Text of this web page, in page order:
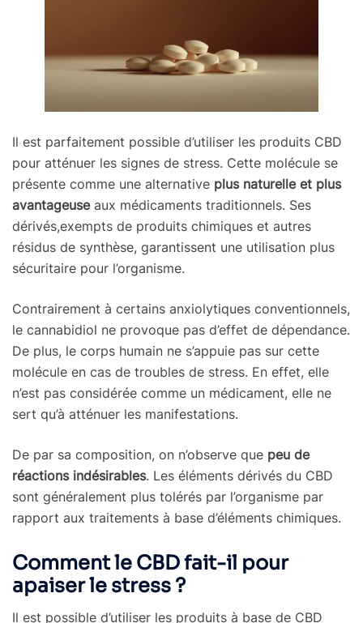
Il est parfaitement possible d’utiliser les produits CBD
pour atténuer les signes de stress. Cette molécule se
présente comme une alternative plus naturelle et plus
avantageuseaux médicaments traditionnels. Ses
dérivés,exempts de produits chimiques et autres
résidus de synthèse, garantissent une utilisation plus
sécuritaire pour l’organisme.
Contrairement à certains anxiolytiques conventionnels,
le cannabidiol ne provoque pas d’effet de dépendance.
De plus, le corps humain ne s’appuie pas sur cette
molécule en cas de troubles de stress. En effet, elle
n’est pas considérée comme un médicament, elle ne
sert qu’à atténuer les manifestations.
De par sa composition, on n’observe que peu de
réactions indésirables. Les éléments dérivés du CBD
sont généralement plus tolérés par l’organisme par
rapport aux traitements à base d’éléments chimiques.
Comment le CBD fait-il pour
apaiser le stress ?
Il est possible d’utiliser les produits à base de CBD